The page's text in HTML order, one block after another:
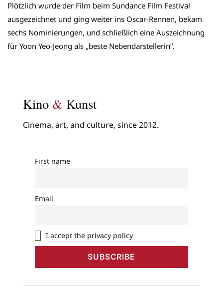
Plötzlich wurde der Film beim Sundance Film Festival
ausgezeichnet und ging weiter ins Oscar-Rennen, bekam
sechs Nominierungen, und schließlich eine Auszeichnung
für Yoon Yeo-Jeong als „beste Nebendarstellerin“.
Kino & Kunst
Cinema, art, and culture, since 2012.
First name
Email
I accept the privacy policy